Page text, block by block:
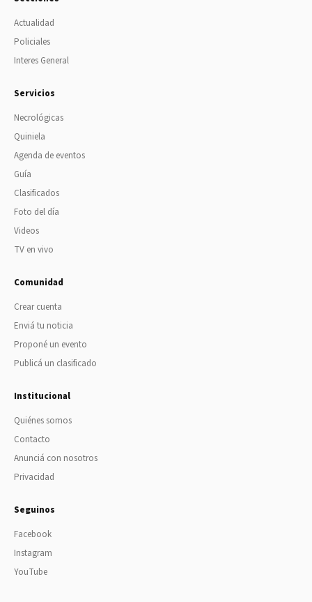
Actualidad
Policiales
Interes General
Servicios
Necrológicas
Quiniela
Agenda de eventos
Guía
Clasificados
Foto del día
Videos
TV en vivo
Comunidad
Crear cuenta
Enviá tu noticia
Proponé un evento
Publicá un clasificado
Institucional
Quiénes somos
Contacto
Anunciá con nosotros
Privacidad
Seguinos
Facebook
Instagram
YouTube